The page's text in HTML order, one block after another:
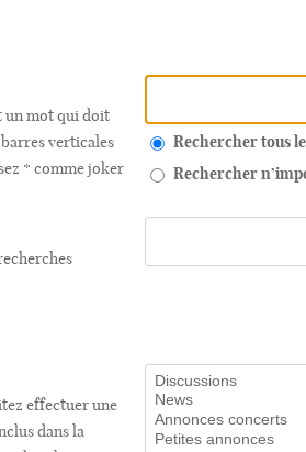
un mot qui doit
verticales
* comme joker
Rechercher tous
Rechercher
effectuer une
dans la